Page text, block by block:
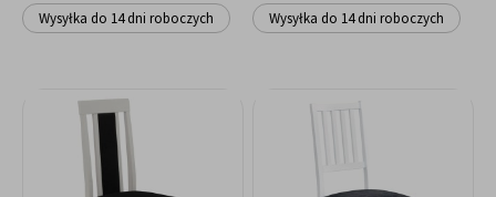
Wysyłka do 14 dni roboczych Wysyłka do 14 dni roboczych